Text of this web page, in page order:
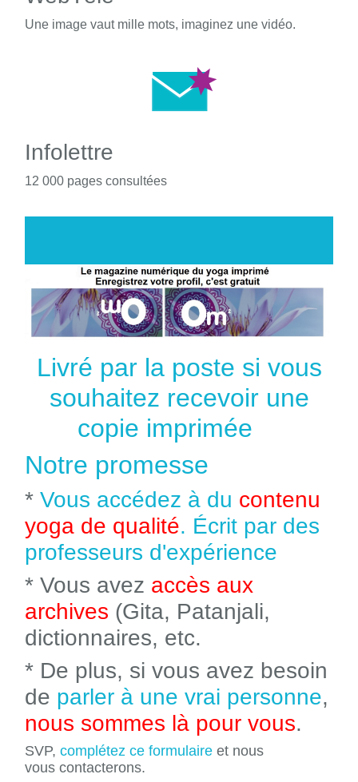
Une image vaut mille mots, imaginez une vidéo.
Infolettre
12 000 pages consultées
Livré par la poste si vous
souhaitez recevoir une
copie imprimée
Notre promesse
* Vous accédez à du contenu
yoga de qualité. Écrit par des
professeurs d'expérience
* Vous avez accès aux
archives (Gita, Patanjali,
dictionnaires, etc.
* De plus, si vous avez besoin
de parler à une vrai personne,
nous sommes là pour vous.
SVP, complétez ce formulaire et nous
vous contacterons.